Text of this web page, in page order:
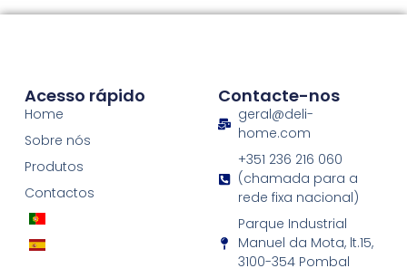
Acesso rápido
Home
Sobre nós
Produtos
Contactos
Contacte-nos
geral@deli-
home.com
+351 236 216 060
(chamada para a
rede fixa nacional)
Parque Industrial
Manuel da Mota, lt.15,
3100-354 Pombal